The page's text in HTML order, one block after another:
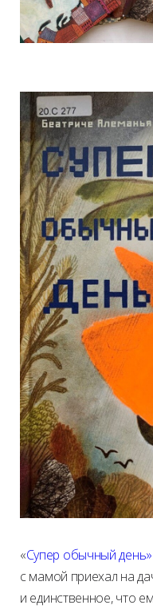
«Супер обычный день»
с мамой приехал на
и единственное, что